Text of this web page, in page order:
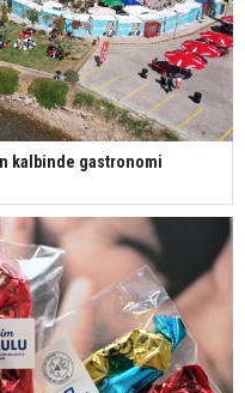
kalbinde gastronomi